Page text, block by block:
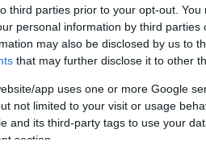
third parties prior to your opt-out.
personal information by third parties
may also be disclosed by us to
that may further disclose it to other
app uses one or more Google
not limited to your visit or usage
and its third-party tags to use your
section.
programjait,